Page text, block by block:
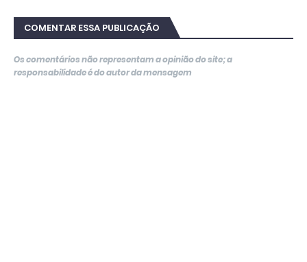
COMENTAR ESSA PUBLICAÇÃO
Os comentários não representam a opinião do site; a
responsabilidade é do autor da mensagem